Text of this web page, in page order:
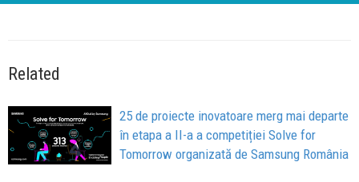
Related
25 de proiecte inovatoare merg mai departe
în etapa a II-a a competiției Solve for
Tomorrow organizată de Samsung România